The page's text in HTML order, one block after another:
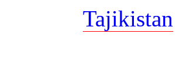
Tajikistan